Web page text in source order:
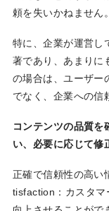
頼を失いかねません。
特に、企業が運営し
著であり、あまりに
の場合は、ユーザー
でなく、企業への信
コンテンツの品質を
い、必要に応じて修
正確で信頼性の高い
tisfaction：カスタマ